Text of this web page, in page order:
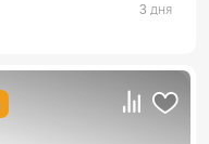
3 дня